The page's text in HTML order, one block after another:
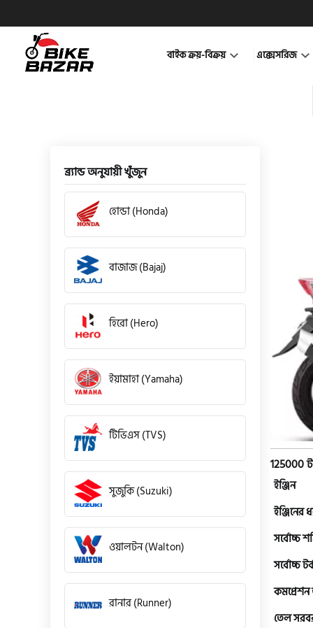
বাইক ক্রয়-বিক্রয় এক্সেসরিজ
ব্র্যান্ড অনুযায়ী খুঁজুন
হোন্ডা (Honda)
বাজাজ (Bajaj)
হিরো (Hero)
ইয়ামাহা (Yamaha)
টিভিএস (TVS)
সুজুকি (Suzuki)
ওয়ালটন (Walton)
রানার (Runner)
125000
ইঞ্জিন
ইঞ্জিনের
সর্বোচ্চ
সর্বোচ্চ
তেল